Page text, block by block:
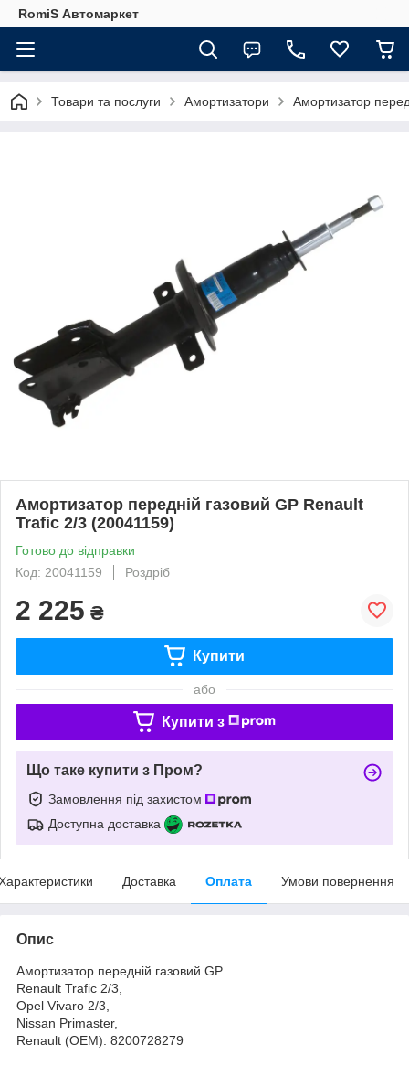
RomiS Автомаркет
Товари та послуги Амортизатори Амортизатор
Амортизатор передній газовий GP Renault
Trafic 2/3 (20041159)
Готово до відправки
Код: 20041159
Роздріб
2 225 ₴
Купити
або
Купити з
Що таке купити з Пром?
Замовлення під захистом
Доступна доставка
Доставка Оплата Умови повернення
Опис
Амортизатор передній газовий GP
Renault Trafic 2/3,
Opel Vivaro 2/3,
Nissan Primaster,
Renault (OEM): 8200728279